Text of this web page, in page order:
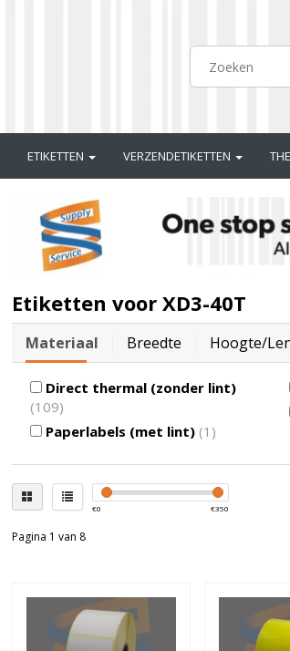
ETIKETTEN VERZENDETIKETTEN
Etiketten voor XD3-40T
Materiaal Breedte Hoogte/
Direct thermal (zonder lint)
(109)
Paperlabels (met lint) (1)
€0 €350
Pagina 1 van 8